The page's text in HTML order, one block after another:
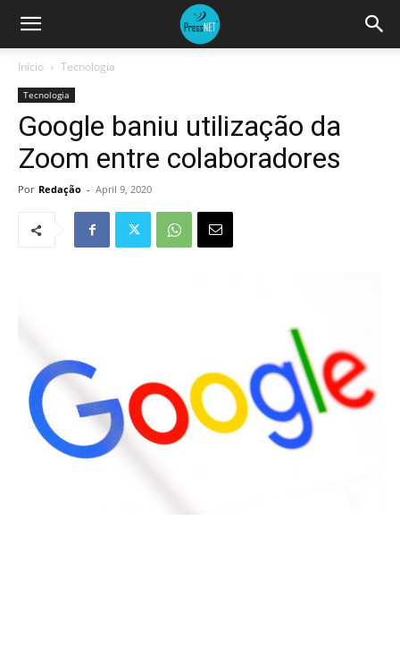
Início Tecnologia
Tecnologia
Google baniu utilização da
Zoom entre colaboradores
Por Redação - April 9, 2020